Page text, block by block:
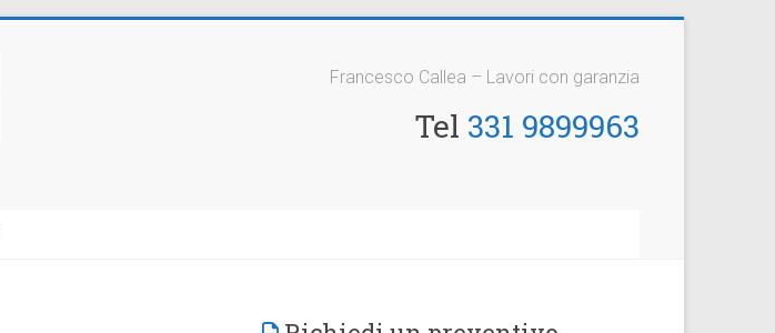
Francesco Callea – Lavori con garanzia
Tel 331 9899963